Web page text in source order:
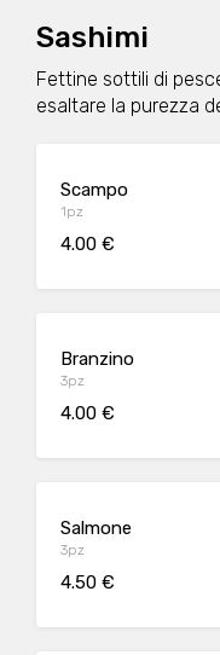
Sashimi
Fettine sottili di
esaltare la purezza
Scampo
1pz
4.00 €
Branzino
3pz
4.00 €
Salmone
3pz
4.50 €